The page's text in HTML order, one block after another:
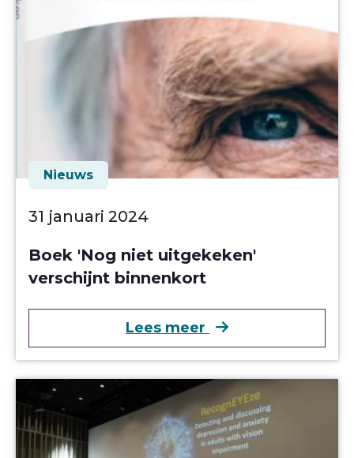
Boek 'Nog niet uitgekeken'
verschijnt binnenkort
Nieuws
31 januari 2024
Lees meer over Boek 'Nog